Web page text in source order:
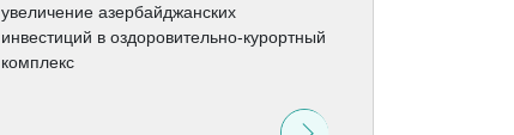
увеличение азербайджанских
инвестиций в оздоровительно-курортный
комплекс